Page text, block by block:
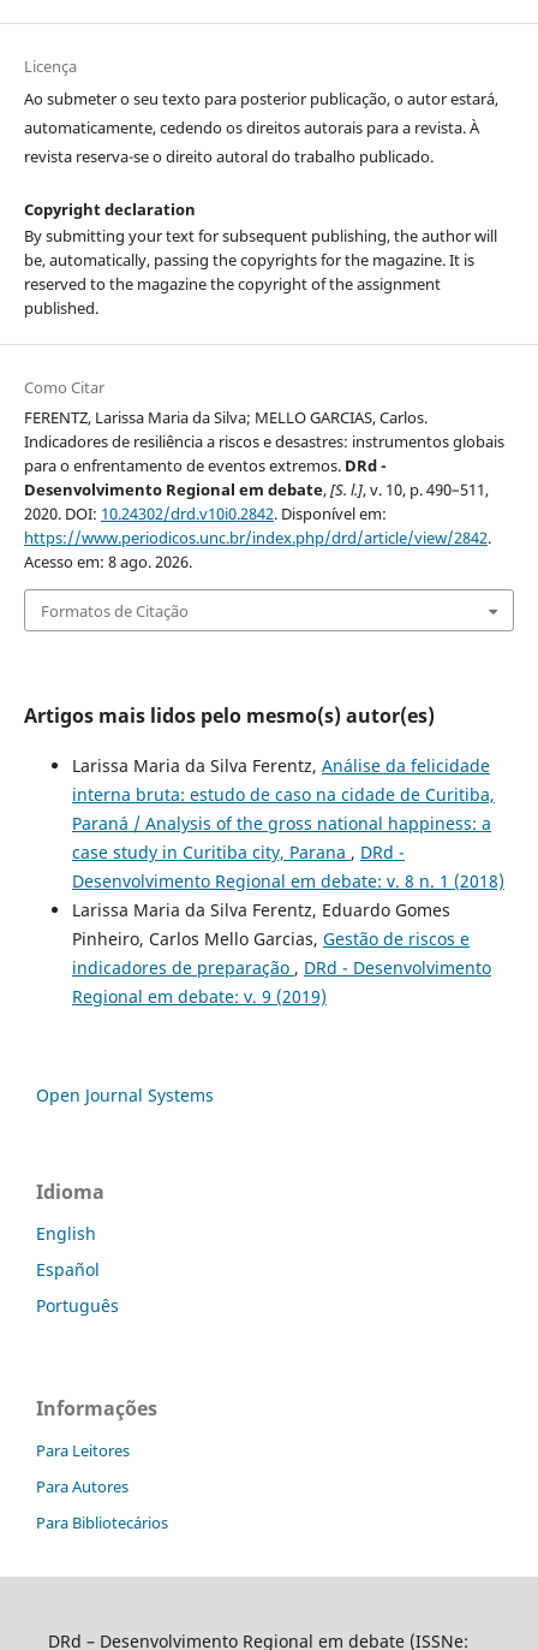
Licença
Ao submeter o seu texto para posterior publicação, o autor estará,
automaticamente, cedendo os direitos autorais para a revista. À
revista reserva-se o direito autoral do trabalho publicado.
Copyright declaration
By submitting your text for subsequent publishing, the author will
be, automatically, passing the copyrights for the magazine. It is
reserved to the magazine the copyright of the assignment
published.
Como Citar
FERENTZ, Larissa Maria da Silva; MELLO GARCIAS, Carlos.
Indicadores de resiliência a riscos e desastres: instrumentos globais
para o enfrentamento de eventos extremos. DRd -
Desenvolvimento Regional em debate,[S. l.], v. 10, p. 490–511,
2020. DOI: 10.24302/drd.v10i0.2842. Disponível em:
https://www.periodicos.unc.br/index.php/drd/article/view/2842.
Acesso em: 8 ago. 2026.
Formatos de Citação
Artigos mais lidos pelo mesmo(s) autor(es)
Larissa Maria da Silva Ferentz, Análise da felicidade
interna bruta: estudo de caso na cidade de Curitiba,
Paraná / Analysis of the gross national happiness: a
case study in Curitiba city, Parana , DRd -
Desenvolvimento Regional em debate: v. 8 n. 1 (2018)
Larissa Maria da Silva Ferentz, Eduardo Gomes
Pinheiro, Carlos Mello Garcias, Gestão de riscos e
indicadores de preparação , DRd - Desenvolvimento
Regional em debate: v. 9 (2019)
Open Journal Systems
Idioma
English
Español
Português
Informações
Para Leitores
Para Autores
Para Bibliotecários
DRd – Desenvolvimento Regional em debate (ISSNe: